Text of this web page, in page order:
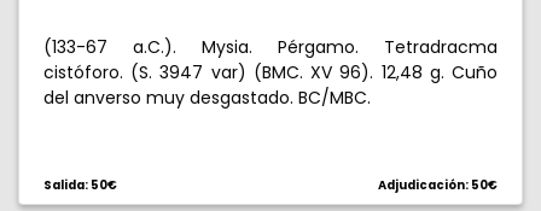
(133-67 a.C.). Mysia. Pérgamo. Tetradracma
cistóforo. (S. 3947 var) (BMC. XV 96). 12,48 g. Cuño
del anverso muy desgastado. BC/MBC.
Salida: 50€ Adjudicación: 50€